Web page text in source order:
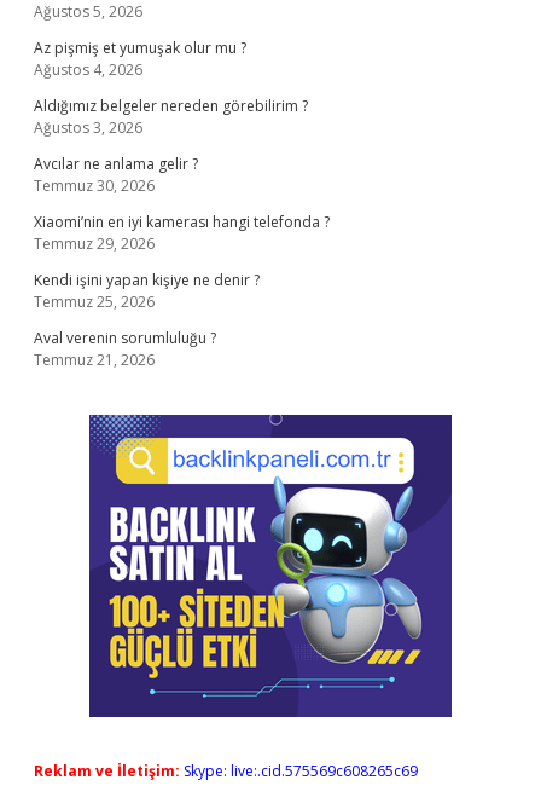
Ağustos 5, 2026
Az pişmiş et yumuşak olur mu ?
Ağustos 4, 2026
Aldığımız belgeler nereden görebilirim ?
Ağustos 3, 2026
Avcılar ne anlama gelir ?
Temmuz 30, 2026
Xiaomi’nin en iyi kamerası hangi telefonda ?
Temmuz 29, 2026
Kendi işini yapan kişiye ne denir ?
Temmuz 25, 2026
Aval verenin sorumluluğu ?
Temmuz 21, 2026
Reklam ve İletişim: Skype: live:.cid.575569c608265c69